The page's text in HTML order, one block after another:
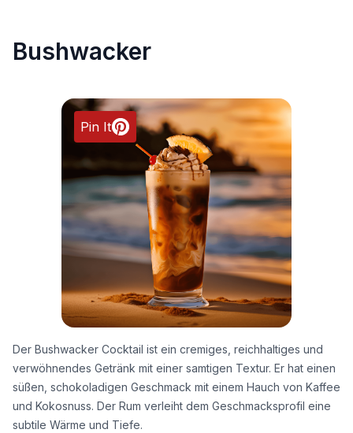
Bushwacker
Pin It
Der Bushwacker Cocktail ist ein cremiges, reichhaltiges und
verwöhnendes Getränk mit einer samtigen Textur. Er hat einen
süßen, schokoladigen Geschmack mit einem Hauch von Kaffee
und Kokosnuss. Der Rum verleiht dem Geschmacksprofil eine
subtile Wärme und Tiefe.